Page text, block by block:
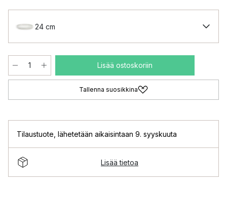
24 cm
Lisää ostoskoriin
Tallenna suosikkina
Tilaustuote lähetetään aikaisintaan 9. syyskuuta
Lisää tietoa